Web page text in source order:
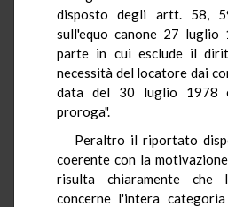
disposto degli artt. 58,
sull'equo canone 27 luglio
parte in cui esclude il
necessità del locatore dai
data del 30 luglio 1978
proroga".
Peraltro il riportato
coerente con la
risulta chiaramente
concerne l'intera